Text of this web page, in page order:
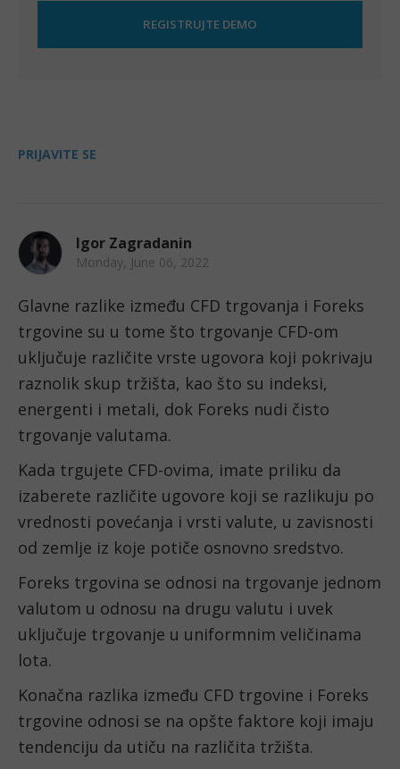
PRIJAVITE SE
Igor Zagradanin
Monday, June 06, 2022
Glavne razlike između CFD trgovanja i Foreks
trgovine su u tome što trgovanje CFD-om
uključuje različite vrste ugovora koji pokrivaju
raznolik skup tržišta, kao što su indeksi,
energenti i metali, dok Foreks nudi čisto
trgovanje valutama.
Kada trgujete CFD-ovima, imate priliku da
izaberete različite ugovore koji se razlikuju po
vrednosti povećanja i vrsti valute, u zavisnosti
od zemlje iz koje potiče osnovno sredstvo.
Foreks trgovina se odnosi na trgovanje jednom
valutom u odnosu na drugu valutu i ​​uvek
uključuje trgovanje u uniformnim veličinama
lota.
Konačna razlika između CFD trgovine i Foreks
trgovine odnosi se na opšte faktore koji imaju
tendenciju da utiču na različita tržišta.